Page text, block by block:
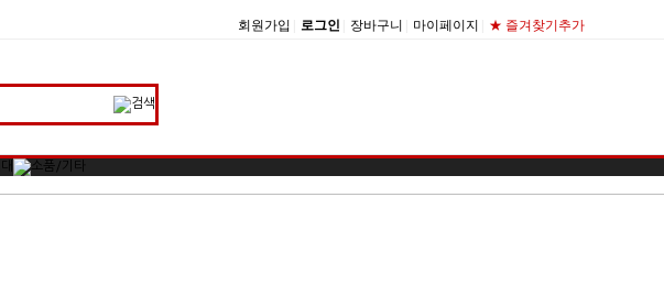
회원가입 로그인 장바구니 마이페이지 ★ 즐겨찾기추가